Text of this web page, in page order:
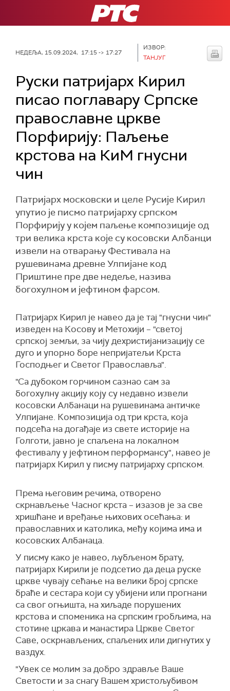
РТС
НЕДЕЉА, 15.09.2024, 17:15 -> 17:27
ИЗВОР:
ТАНЈУГ
Руски патријарх Кирил
писао поглавару Српске
православне цркве
Порфирију: Паљење
крстова на КиМ гнусни
чин
Патријарх московски и целе Русије Кирил
упутио је писмо патријарху српском
Порфирију у којем паљење композиције од
три велика крста које су косовски Албанци
извели на отварању Фестивала на
рушевинама древне Улпијане код
Приштине пре две недеље, назива
богохулном и јефтином фарсом.
Патријарх Кирил је навео да је тај "гнусни чин"
изведен на Косову и Метохији – "светој
српској земљи, за чију дехристијанизацију се
дуго и упорно боре непријатељи Крста
Господњег и Светог Православља".
"Са дубоком горчином сазнао сам за
богохулну акцију коју су недавно извели
косовски Албанаци на рушевинама античке
Улпијане. Композиција од три крста, која
подсећа на догађаје из свете историје на
Голготи, јавно је спаљена на локалном
фестивалу у јефтином перформансу", навео је
патријарх Кирил у писму патријарху српском.
Према његовим речима, отворено
скрнављење Часног крста – изазов је за све
хришћане и вређање њихових осећања: и
православних и католика, међу којима има и
косовских Албанаца.
У писму како је навео, љубљеном брату,
патријарх Кирили је подсетио да деца руске
цркве чувају сећање на велики број српске
браће и сестара који су убијени или прогнани
са свог огњишта, на хиљаде порушених
крстова и споменика на српским гробљима, на
стотине цркава и манастира Цркве Светог
Саве, оскрнављених, спаљених или дигнутих у
ваздух.
"Увек се молим за добро здравље Ваше
Светости и за снагу Вашем христољубивом